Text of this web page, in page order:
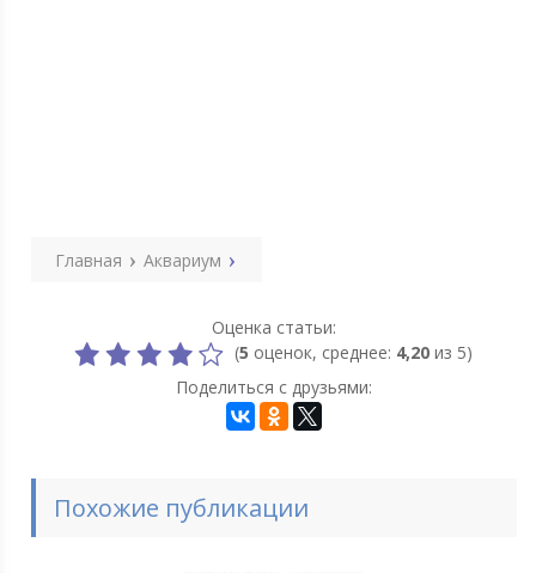
Главная Аквариум
Оценка статьи:
(5 оценок, среднее: 4,20 из 5)
Поделиться с друзьями:
Похожие публикации